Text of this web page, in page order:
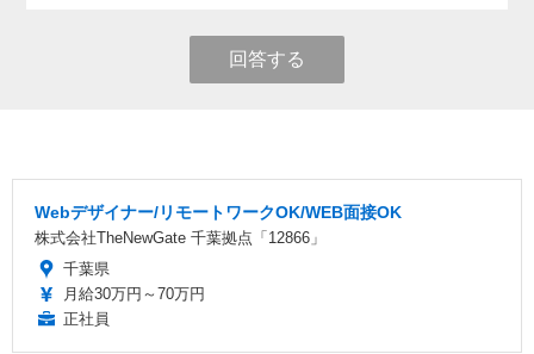
回答する
Webデザイナー/リモートワークOK/WEB面接OK
株式会社TheNewGate 千葉拠点「12866」
千葉県
月給30万円～70万円
正社員